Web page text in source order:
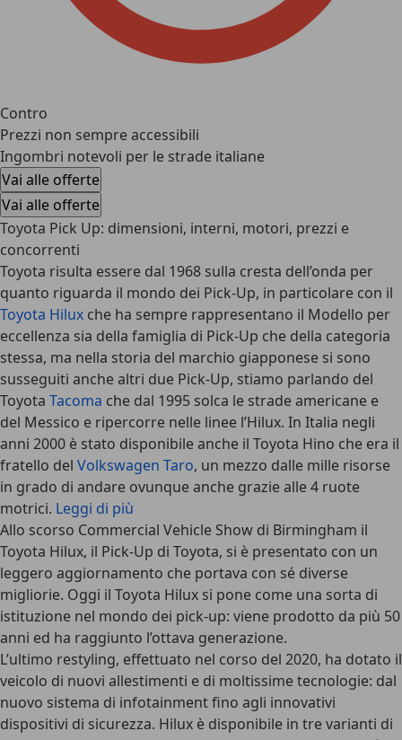
Contro
Prezzi non sempre accessibili
Ingombri notevoli per le strade italiane
Vai alle offerte
Vai alle offerte
Toyota Pick Up: dimensioni, interni, motori, prezzi e
concorrenti
Toyota risulta essere dal 1968 sulla cresta dell’onda per
quanto riguarda il mondo dei Pick-Up, in particolare con il
Toyota Hilux che ha sempre rappresentano il Modello per
eccellenza sia della famiglia di Pick-Up che della categoria
stessa, ma nella storia del marchio giapponese si sono
susseguiti anche altri due Pick-Up, stiamo parlando del
Toyota Tacoma che dal 1995 solca le strade americane e
del Messico e ripercorre nelle linee l’Hilux. In Italia negli
anni 2000 è stato disponibile anche il Toyota Hino che era il
fratello del Volkswagen Taro, un mezzo dalle mille risorse
in grado di andare ovunque anche grazie alle 4 ruote
motrici. Leggi di più
Allo scorso Commercial Vehicle Show di Birmingham il
Toyota Hilux, il Pick-Up di Toyota, si è presentato con un
leggero aggiornamento che portava con sé diverse
migliorie. Oggi il Toyota Hilux si pone come una sorta di
istituzione nel mondo dei pick-up: viene prodotto da più 50
anni ed ha raggiunto l’ottava generazione.
L’ultimo restyling, effettuato nel corso del 2020, ha dotato il
veicolo di nuovi allestimenti e di moltissime tecnologie: dal
nuovo sistema di infotainment fino agli innovativi
dispositivi di sicurezza. Hilux è disponibile in tre varianti di